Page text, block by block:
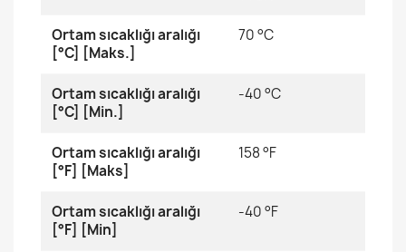
Ortam sıcaklığı aralığı
[°C] [Maks.]
70 °C
Ortam sıcaklığı aralığı
[°C] [Min.]
-40 °C
Ortam sıcaklığı aralığı
[°F] [Maks]
158 °F
Ortam sıcaklığı aralığı
[°F] [Min]
-40 °F